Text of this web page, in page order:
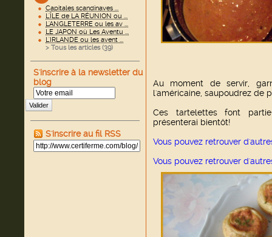
Capitales scandinaves ...
L'ÎLE de LA RÉUNION ou ...
L'ANGLETERRE ou les av ...
LE JAPON où Les Aventu ...
L'IRLANDE ou les avent ...
> Tous les articles (39)
S'inscrire à la newsletter du
blog
Valider
S'inscrire au fil RSS
Au moment de servir,
l'américaine, saupoudrez de
Ces tartelettes font
présenterai bientôt!
Vous pouvez retrouver
Vous pouvez retrouver